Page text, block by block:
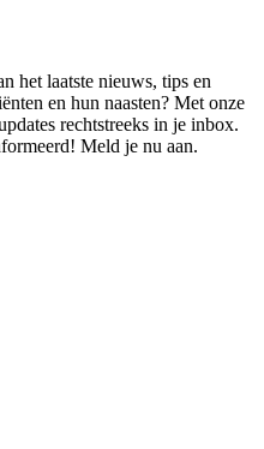
het laatste nieuws, tips en
en hun naasten? Met onze
rechtstreeks in je inbox.
Meld je nu aan.